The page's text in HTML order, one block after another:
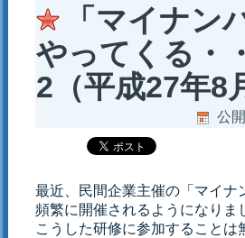
「マイナン
やってくる・
2（平成27年8
公
最近、民間企業主催の「マイナ
頻繁に開催されるようになりま
こうした研修に参加することは